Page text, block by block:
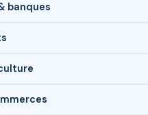
banques